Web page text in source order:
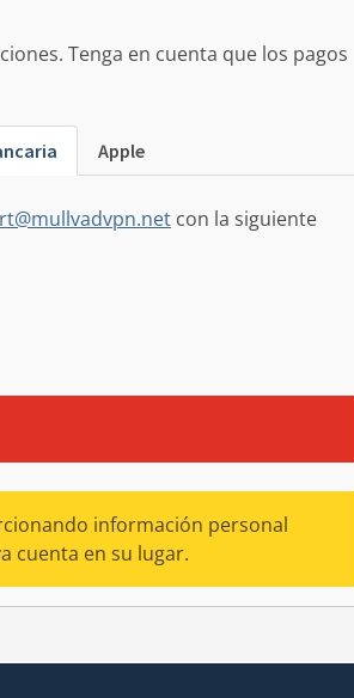
Tenga en cuenta que los pagos
Apple
con la siguiente
información personal
cuenta en su lugar.